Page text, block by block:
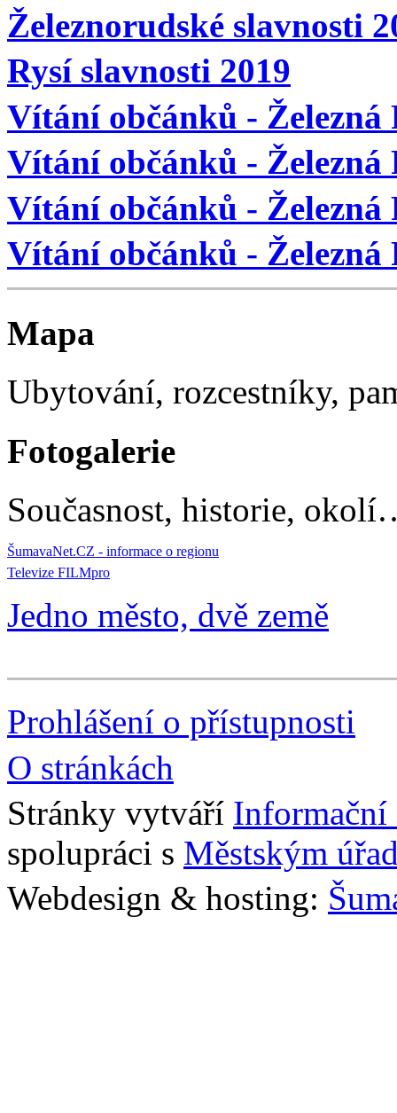
Železnorudské slavnosti
Rysí slavnosti 2019
Vítání občánků - Železná
Vítání občánků - Železná
Vítání občánků - Železná
Vítání občánků - Železná
Mapa
Ubytování, rozcestníky,
Fotogalerie
Současnost, historie,
ŠumavaNet.CZ - informace o regionu
Televize FILMpro
Jedno město, dvě země
Prohlášení o přístupnosti
O stránkách
Stránky vytváří Informační
spolupráci s Městským
Webdesign & hosting: